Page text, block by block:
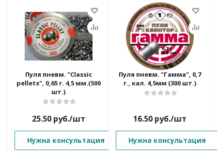
Пуля пневм. "Classic
pellets", 0,65 г. 4,5 мм.(500
шт.)
25.50руб./шт
Нужна консультация
Пуля пневм. "Гамма", 0,7
г., кал. 4,5мм (300 шт.)
16.50руб./шт
Нужна консультация